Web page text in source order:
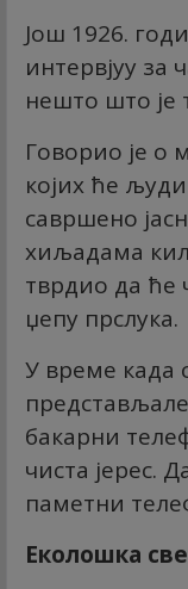
Још 1926.
интервјуу за
нешто што је
Говорио је о
којих ће
савршено
хиљадама
тврдио да ће
џепу прслука.
У време када
бакарни
чиста јерес.
паметни
Еколошка